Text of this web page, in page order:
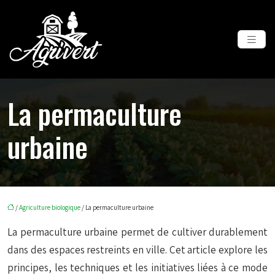
La permaculture
urbaine
/Agriculture biologique / La permaculture urbaine
La permaculture urbaine permet de cultiver durablement
dans des espaces restreints en ville. Cet article explore les
principes, les techniques et les initiatives liées à ce mode